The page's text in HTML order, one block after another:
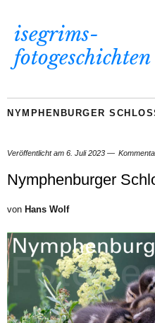
isegrims-
fotogeschichten
NYMPHENBURGER
Veröffentlicht am 6. Juli 2023
Nymphenburger
von Hans Wolf